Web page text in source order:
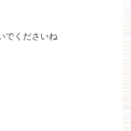
でくださいね